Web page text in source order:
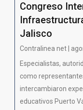
Congreso
Jalisco
Contralinea net |
Especialistas,
como
intercambiaron
educativos Puerto